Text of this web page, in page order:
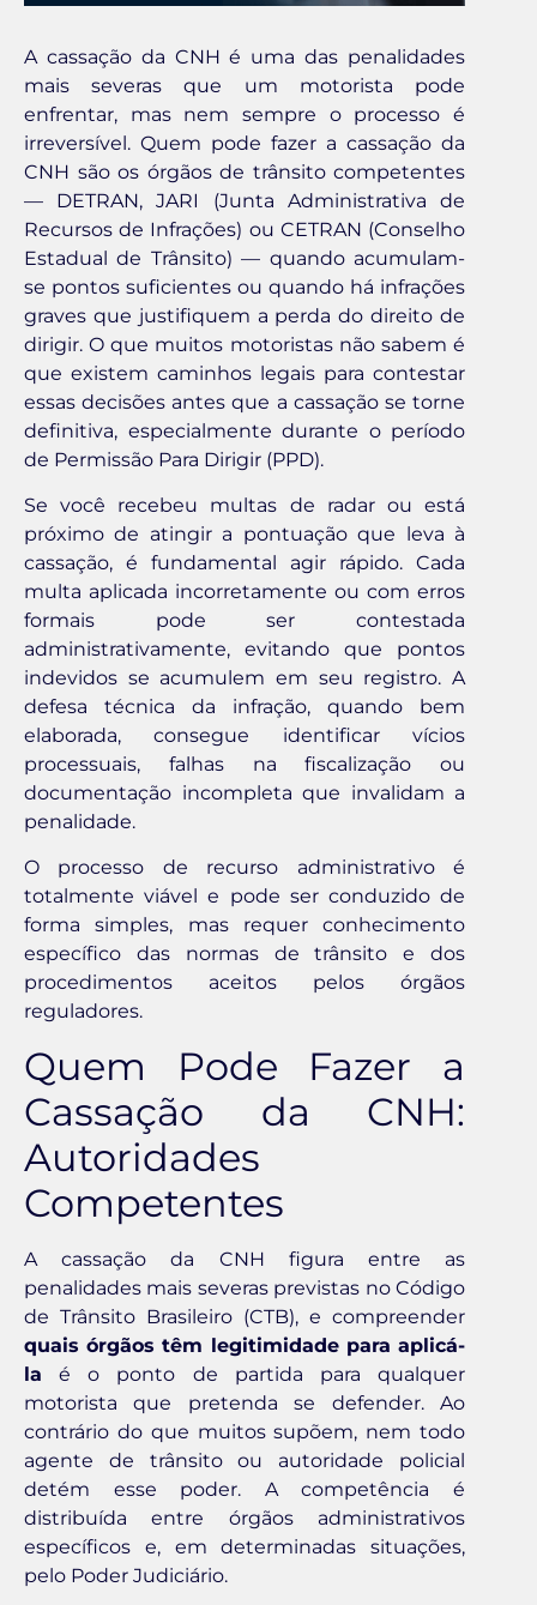
A cassação da CNH é uma das penalidades
mais severas que um motorista pode
enfrentar, mas nem sempre o processo é
irreversível. Quem pode fazer a cassação da
CNH são os órgãos de trânsito competentes
— DETRAN, JARI (Junta Administrativa de
Recursos de Infrações) ou CETRAN (Conselho
Estadual de Trânsito) — quando acumulam-
se pontos suficientes ou quando há infrações
graves que justifiquem a perda do direito de
dirigir. O que muitos motoristas não sabem é
que existem caminhos legais para contestar
essas decisões antes que a cassação se torne
definitiva, especialmente durante o período
de Permissão Para Dirigir (PPD).
Se você recebeu multas de radar ou está
próximo de atingir a pontuação que leva à
cassação, é fundamental agir rápido. Cada
multa aplicada incorretamente ou com erros
formais pode ser contestada
administrativamente, evitando que pontos
indevidos se acumulem em seu registro. A
defesa técnica da infração, quando bem
elaborada, consegue identificar vícios
processuais, falhas na fiscalização ou
documentação incompleta que invalidam a
penalidade.
O processo de recurso administrativo é
totalmente viável e pode ser conduzido de
forma simples, mas requer conhecimento
específico das normas de trânsito e dos
procedimentos aceitos pelos órgãos
reguladores.
Quem Pode Fazer a
Cassação da CNH:
Autoridades
Competentes
A cassação da CNH figura entre as
penalidades mais severas previstas no Código
de Trânsito Brasileiro (CTB), e compreender
quais órgãos têm legitimidade para aplicá-
la é o ponto de partida para qualquer
motorista que pretenda se defender. Ao
contrário do que muitos supõem, nem todo
agente de trânsito ou autoridade policial
detém esse poder. A competência é
distribuída entre órgãos administrativos
específicos e, em determinadas situações,
pelo Poder Judiciário.